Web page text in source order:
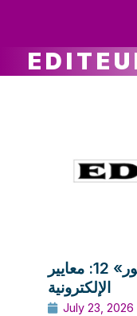
سلسلة «إديتور» 12: معايير EDItX للتجارة
الإلكترونية
July 23, 2026